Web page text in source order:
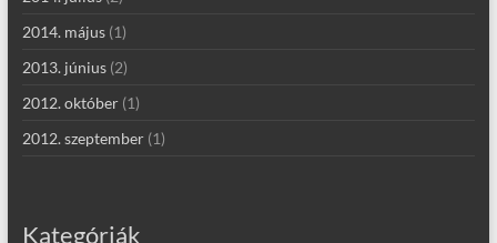
2014. május(1)
2013. június(2)
2012. október(1)
2012. szeptember(1)
Kategóriák